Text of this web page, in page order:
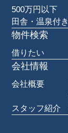
500万円以下
田舎・温泉付き
物件検索
借りたい
会社情報
会社概要
スタッフ紹介